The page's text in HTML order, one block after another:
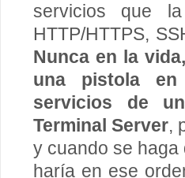
servicios que
HTTP/HTTPS,
Nunca en la
una pistola en
servicios de
Terminal Server,
y cuando se haga
haría en ese